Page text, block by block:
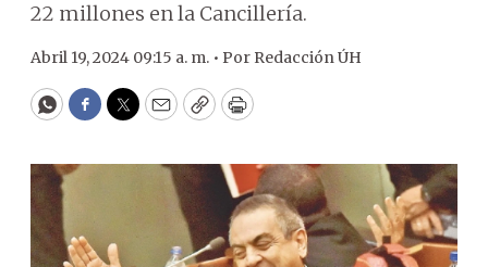
22 millones en la Cancillería.
Abril 19, 2024 09:15 a. m. • Por Redacción ÚH
WhatsApp
Facebook
Twitter
EmailCopyPrint